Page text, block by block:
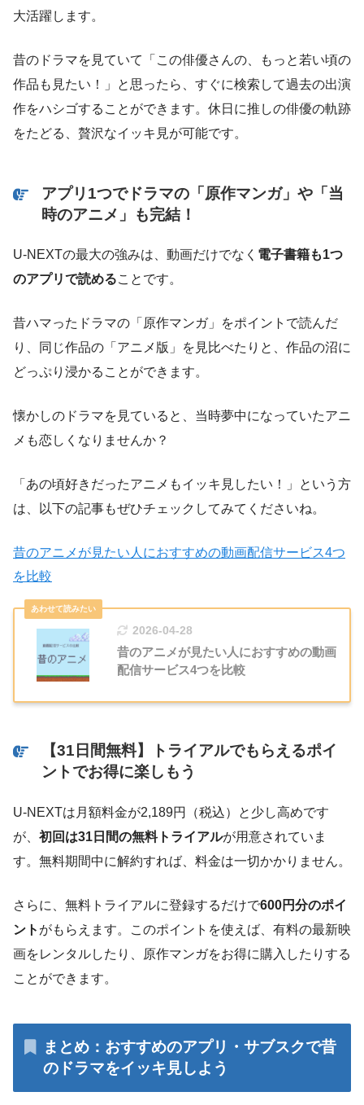
大活躍します。
昔のドラマを見ていて「この俳優さんの、もっと若い頃の
作品も見たい！」と思ったら、すぐに検索して過去の出演
作をハシゴすることができます。休日に推しの俳優の軌跡
をたどる、贅沢なイッキ見が可能です。
アプリ1つでドラマの「原作マンガ」や「当
時のアニメ」も完結！
U-NEXTの最大の強みは、動画だけでなく 電子書籍も1つ
のアプリで読めることです。
昔ハマったドラマの「原作マンガ」をポイントで読んだ
り、同じ作品の「アニメ版」を見比べたりと、作品の沼に
どっぷり浸かることができます。
懐かしのドラマを見ていると、当時夢中になっていたアニ
メも恋しくなりませんか？
「あの頃好きだったアニメもイッキ見したい！」という方
は、以下の記事もぜひチェックしてみてくださいね。
昔のアニメが見たい人におすすめの動画配信サービス4つ
を比較
2026-04-28
昔のアニメが見たい人におすすめの動画
配信サービス4つを比較
【31日間無料】トライアルでもらえるポイ
ントでお得に楽しもう
U-NEXTは月額料金が2,189円（税込）と少し高めです
が、 初回は31日間の無料トライアルが用意されていま
す。無料期間中に解約すれば、料金は一切かかりません。
さらに、無料トライアルに登録するだけで600円分のポイ
ント がもらえます。このポイントを使えば、有料の最新映
画をレンタルしたり、原作マンガをお得に購入したりする
ことができます。
まとめ：おすすめのアプリ・サブスクで昔
のドラマをイッキ見しよう